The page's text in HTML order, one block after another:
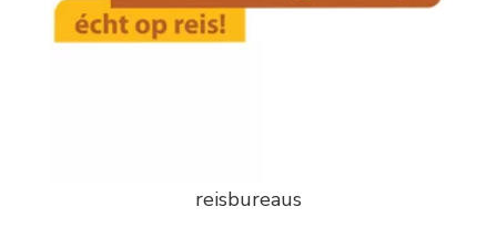
reisbureaus